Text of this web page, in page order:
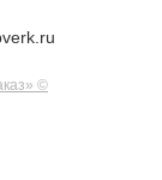
©